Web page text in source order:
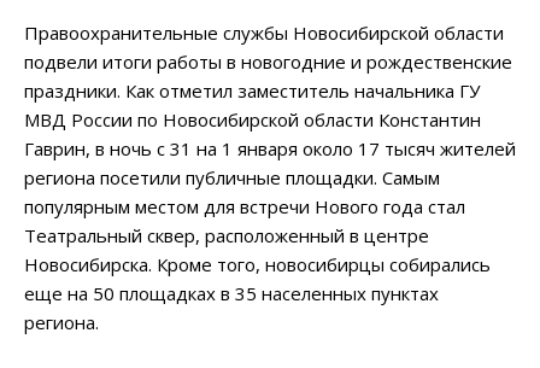
Правоохранительные службы Новосибирской области
подвели итоги работы в новогодние и рождественские
праздники. Как отметил заместитель начальника ГУ
МВД России по Новосибирской области Константин
Гаврин, в ночь с 31 на 1 января около 17 тысяч жителей
региона посетили публичные площадки. Самым
популярным местом для встречи Нового года стал
Театральный сквер, расположенный в центре
Новосибирска. Кроме того, новосибирцы собирались
еще на 50 площадках в 35 населенных пунктах
региона.